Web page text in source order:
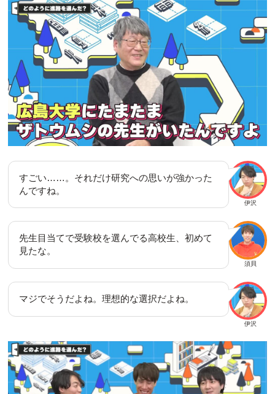
伊沢
すごい……。それだけ研究への思いが強かった
んですね。
須貝
先生目当てで受験校を選んでる高校生、初めて
見たな。
伊沢
マジでそうだよね。理想的な選択だよね。